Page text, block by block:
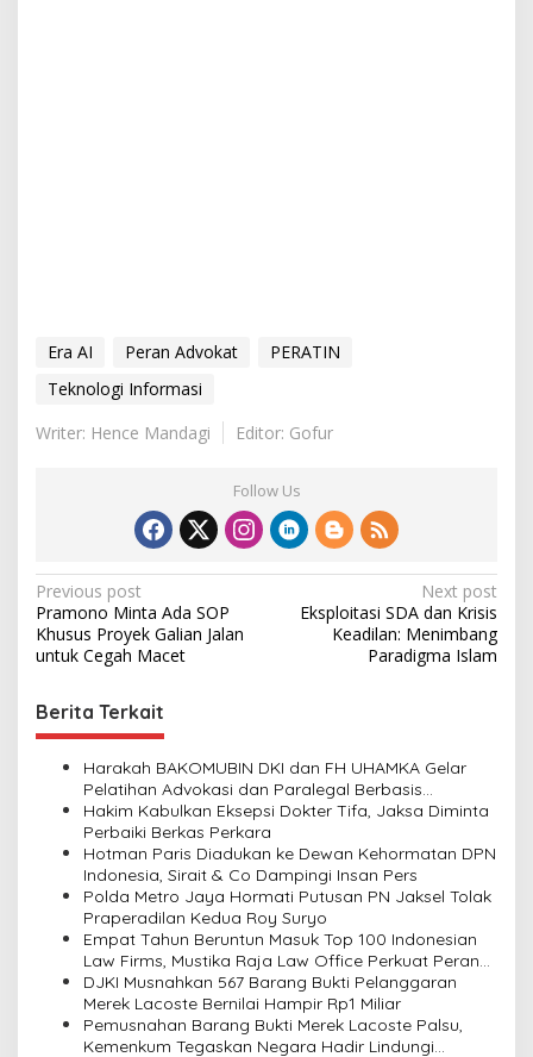
Era AI Peran Advokat
PERATIN
Teknologi Informasi
Writer: Hence Mandagi
Editor: Gofur
Follow Us
P
o
s
t
n
Previous post
Pramono Minta Ada SOP
Khusus Proyek Galian Jalan
untuk Cegah Macet
Next post
Eksploitasi SDA dan Krisis
Keadilan: Menimbang
Paradigma Islam
Berita Terkait
Harakah BAKOMUBIN DKI dan FH UHAMKA Gelar
Pelatihan Advokasi dan Paralegal Berbasis
Masyarakat
Hakim Kabulkan Eksepsi Dokter Tifa, Jaksa Diminta
Perbaiki Berkas Perkara
Hotman Paris Diadukan ke Dewan Kehormatan DPN
Indonesia, Sirait & Co Dampingi Insan Pers
Polda Metro Jaya Hormati Putusan PN Jaksel Tolak
Praperadilan Kedua Roy Suryo
Empat Tahun Beruntun Masuk Top 100 Indonesian
Law Firms, Mustika Raja Law Office Perkuat Peran
sebagai Mitra Strategis Dunia Usaha
DJKI Musnahkan 567 Barang Bukti Pelanggaran
Merek Lacoste Bernilai Hampir Rp1 Miliar
Pemusnahan Barang Bukti Merek Lacoste Palsu,
Kemenkum Tegaskan Negara Hadir Lindungi